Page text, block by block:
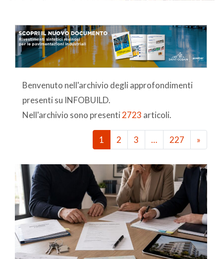
Benvenuto nell'archivio degli approfondimenti
presenti su INFOBUILD.
Nell'archivio sono presenti 2723 articoli.
1 2 3 … 227 »